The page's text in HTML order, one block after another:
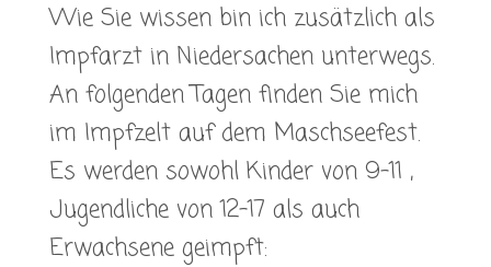
Wie Sie wissen bin ich zusätzlich als
Impfarzt in Niedersachen unterwegs.
An folgenden Tagen finden Sie mich
im Impfzelt auf dem Maschseefest.
Es werden sowohl Kinder von 9-11 ,
Jugendliche von 12-17 als auch
Erwachsene geimpft: